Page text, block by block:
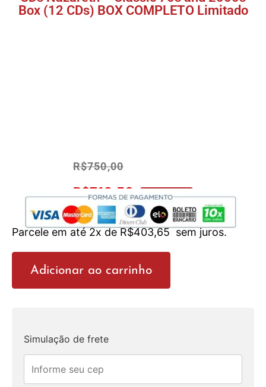
Box (12 CDs) BOX COMPLETO Limitado
R$750,00
R$712,50 No Pix 5% OFF
Parcele em até 2x deR$403,65 sem juros.
Adicionar ao carrinho
Simulação de frete